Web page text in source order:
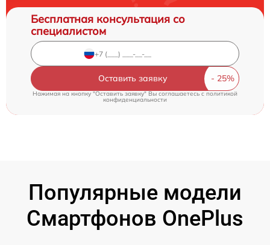
Бесплатная консультация со
специалистом
Оставить заявку
Нажимая на кнопку "Оставить заявку" Вы соглашаетесь c политикой
конфиденциальности
Популярные модели
Смартфонов OnePlus